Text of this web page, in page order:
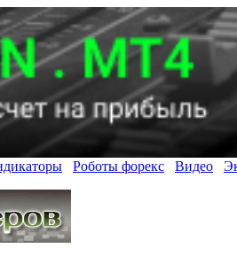
Роботы форекс Видео